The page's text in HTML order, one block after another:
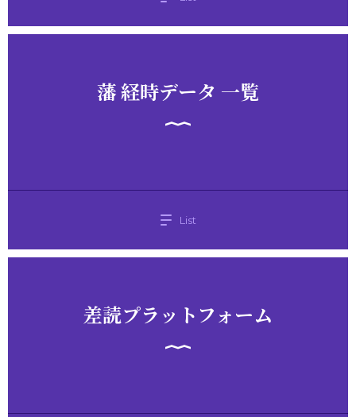
藩 経時データ 一覧
List
差読プラットフォーム